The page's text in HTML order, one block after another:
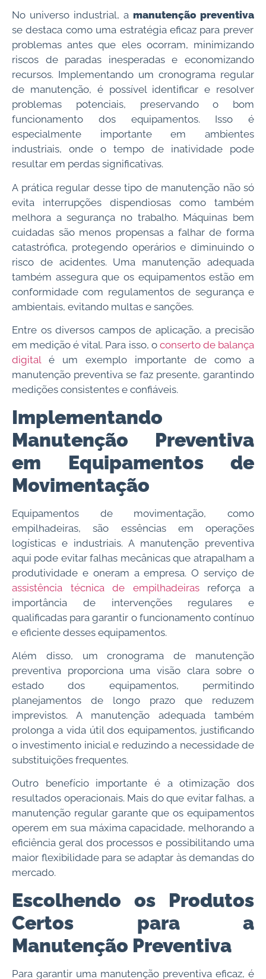
No universo industrial, a manutenção preventiva
se destaca como uma estratégia eficaz para prever
problemas antes que eles ocorram, minimizando
riscos de paradas inesperadas e economizando
recursos. Implementando um cronograma regular
de manutenção, é possível identificar e resolver
problemas potenciais, preservando o bom
funcionamento dos equipamentos. Isso é
especialmente importante em ambientes
industriais, onde o tempo de inatividade pode
resultar em perdas significativas.
A prática regular desse tipo de manutenção não só
evita interrupções dispendiosas como também
melhora a segurança no trabalho. Máquinas bem
cuidadas são menos propensas a falhar de forma
catastrófica, protegendo operários e diminuindo o
risco de acidentes. Uma manutenção adequada
também assegura que os equipamentos estão em
conformidade com regulamentos de segurança e
ambientais, evitando multas e sanções.
Entre os diversos campos de aplicação, a precisão
em medição é vital. Para isso, o conserto de balança
digitalé um exemplo importante de como a
manutenção preventiva se faz presente, garantindo
medições consistentes e confiáveis.
Implementando
Manutenção Preventiva
em Equipamentos de
Movimentação
Equipamentos de movimentação, como
empilhadeiras, são essências em operações
logísticas e industriais. A manutenção preventiva
aqui pode evitar falhas mecânicas que atrapalham a
produtividade e oneram a empresa. O serviço de
assistência técnica de empilhadeirasreforça a
importância de intervenções regulares e
qualificadas para garantir o funcionamento contínuo
e eficiente desses equipamentos.
Além disso, um cronograma de manutenção
preventiva proporciona uma visão clara sobre o
estado dos equipamentos, permitindo
planejamentos de longo prazo que reduzem
imprevistos. A manutenção adequada também
prolonga a vida útil dos equipamentos, justificando
o investimento inicial e reduzindo a necessidade de
substituições frequentes.
Outro benefício importante é a otimização dos
resultados operacionais. Mais do que evitar falhas, a
manutenção regular garante que os equipamentos
operem em sua máxima capacidade, melhorando a
eficiência geral dos processos e possibilitando uma
maior flexibilidade para se adaptar às demandas do
mercado.
Escolhendo os Produtos
Certos para a
Manutenção Preventiva
Para garantir uma manutenção preventiva eficaz, é